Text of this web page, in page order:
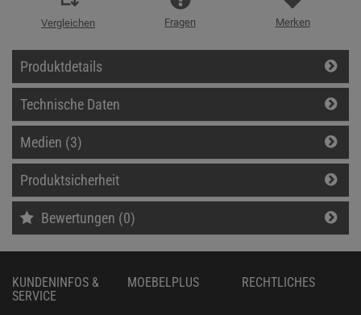
Vergleichen Fragen Merken
Produktdetails
Technische Daten
Medien (3)
Produktsicherheit
Bewertungen (0)
KUNDENINFOS &
SERVICE
MOEBELPLUS RECHTLICHES